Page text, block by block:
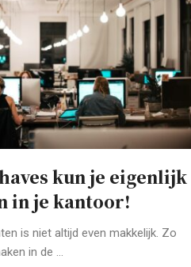
kun je eigenlijk
in je kantoor!
is niet altijd even makkelijk. Zo
in de ...